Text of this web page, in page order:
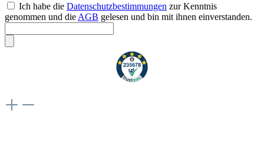
Ich habe die Datenschutzbestimmungen zur Kenntnis
genommen und die AGB gelesen und bin mit ihnen einverstanden.